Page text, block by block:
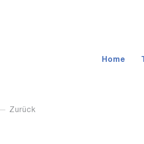
Home
Zurück